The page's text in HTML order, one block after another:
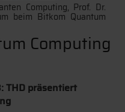
Computing, Prof. Dr.
beim Bitkom Quantum
Computing
THD präsentiert